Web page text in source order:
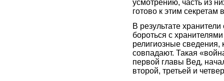
усмотрению, часть из
готово к этим
В результате
бороться с
религиозные сведения,
совпадают. Такая
первой главы Вед,
второй, третьей и